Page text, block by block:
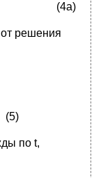
решения
по t,